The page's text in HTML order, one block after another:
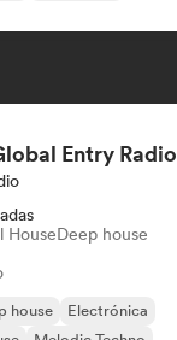
Entry Radio
HouseDeep house
house
Electrónica